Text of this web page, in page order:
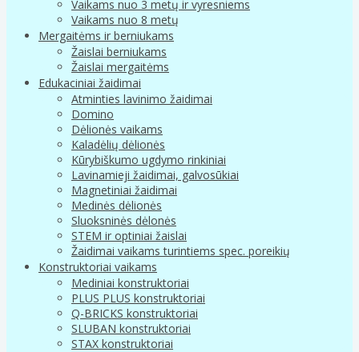
Vaikams nuo 3 metų ir vyresniems
Vaikams nuo 8 metų
Mergaitėms ir berniukams
Žaislai berniukams
Žaislai mergaitėms
Edukaciniai žaidimai
Atminties lavinimo žaidimai
Domino
Dėlionės vaikams
Kaladėlių dėlionės
Kūrybiškumo ugdymo rinkiniai
Lavinamieji žaidimai, galvosūkiai
Magnetiniai žaidimai
Medinės dėlionės
Sluoksninės dėlonės
STEM ir optiniai žaislai
Žaidimai vaikams turintiems spec. poreikių
Konstruktoriai vaikams
Mediniai konstruktoriai
PLUS PLUS konstruktoriai
Q-BRICKS konstruktoriai
SLUBAN konstruktoriai
STAX konstruktoriai